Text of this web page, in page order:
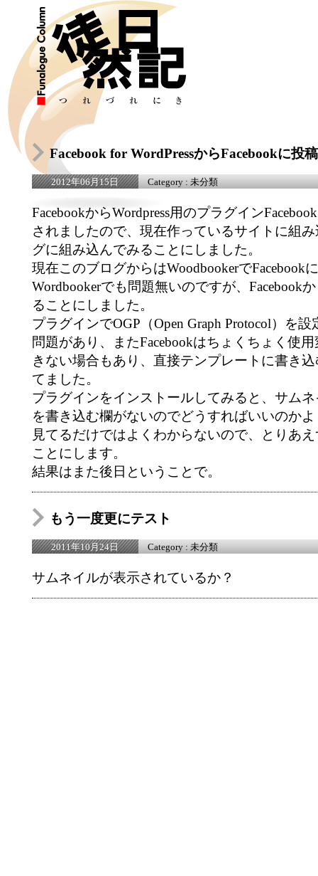
Facebook for WordPressからFacebookに投
2012年06月15日 Category : 未分類
FacebookからWordpress用のプラグイン
されましたので、現在作っているサイトに組
グに組み込んでみることにしました。
現在このブログからはWoodbookerでFacebook
Wordbookerでも問題無いのですが、Facebook
ることにしました。
プラグインでOGP（Open Graph Protocol）を
問題があり、またFacebookはちょくちょく使
きない場合もあり、直接テンプレートに書き
てました。
プラグインをインストールしてみると、サム
を書き込む欄がないのでどうすればいいのか
見てるだけではよくわからないので、とりあ
ことにします。
結果はまた後日ということで。
もう一度更にテスト
2011年10月24日 Category : 未分類
サムネイルが表示されているか？